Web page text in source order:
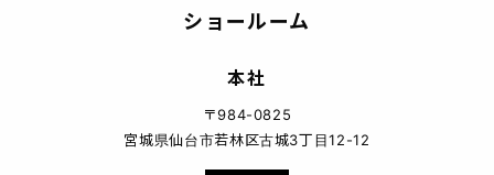
ショールーム
本社
〒984-0825
宮城県仙台市若林区古城3丁目12-12